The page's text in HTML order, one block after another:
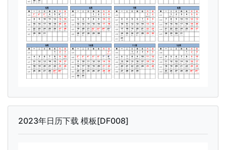
2023年日历下载 模板[DF008]